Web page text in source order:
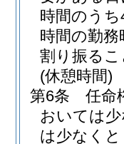
時間のう
時間の勤
割り振る
(休憩時間)
第6条
任命
おいては
は少なく